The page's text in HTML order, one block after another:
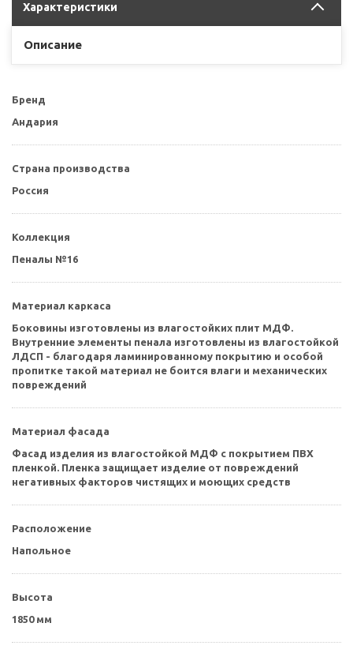
Характеристики
Описание
Бренд
Андария
Страна производства
Россия
Коллекция
Пеналы №16
Материал каркаса
Боковины изготовлены из влагостойких плит МДФ.
Внутренние элементы пенала изготовлены из влагостойкой
ЛДСП - благодаря ламинированному покрытию и особой
пропитке такой материал не боится влаги и механических
повреждений
Материал фасада
Фасад изделия из влагостойкой МДФ с покрытием ПВХ
пленкой. Пленка защищает изделие от повреждений
негативных факторов чистящих и моющих средств
Расположение
Напольное
Высота
1850 мм